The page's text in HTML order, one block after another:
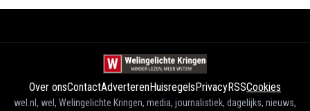
Over onsContactAdverterenHuisregelsPrivacyRSSCookies
wel.nl, wel, Welingelichte Kringen, media, journalistiek, dagelijks, nieuws,